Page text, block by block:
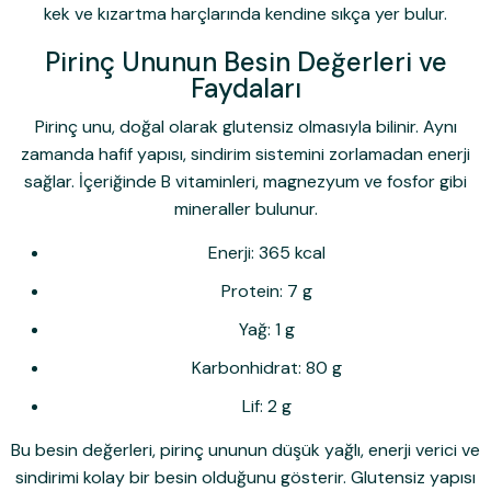
kek ve kızartma harçlarında kendine sıkça yer bulur.
Pirinç Ununun Besin Değerleri ve
Faydaları
Pirinç unu, doğal olarak glutensiz olmasıyla bilinir. Aynı
zamanda hafif yapısı, sindirim sistemini zorlamadan enerji
sağlar. İçeriğinde B vitaminleri, magnezyum ve fosfor gibi
mineraller bulunur.
Enerji: 365 kcal
Protein: 7 g
Yağ: 1 g
Karbonhidrat: 80 g
Lif: 2 g
Bu besin değerleri, pirinç ununun düşük yağlı, enerji verici ve
sindirimi kolay bir besin olduğunu gösterir. Glutensiz yapısı